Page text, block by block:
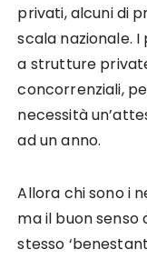
privati, alcuni di
scala nazionale.
a strutture
concorrenziali,
necessità
ad un anno.
Allora chi sono i
ma il buon
stesso